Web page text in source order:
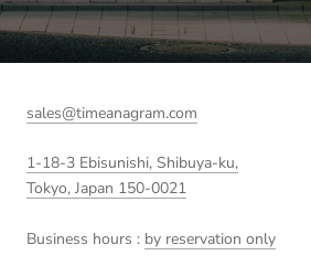
sales@timeanagram.com
1-18-3 Ebisunishi, Shibuya-ku,
Tokyo, Japan 150-0021
Business hours : by reservation only